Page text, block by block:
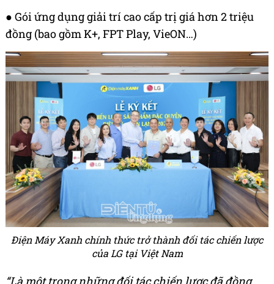
● Gói ứng dụng giải trí cao cấp trị giá hơn 2 triệu
đồng (bao gồm K+, FPT Play, VieON…)
Điện Máy Xanh chính thức trở thành đối tác chiến lược
của LG tại Việt Nam